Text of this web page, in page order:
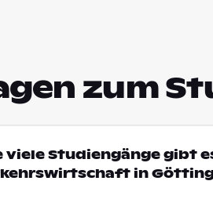
zum
viele Studiengänge gibt
in